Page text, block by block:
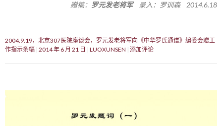
赠稿： 罗元发老将军录入：罗训森 2014.6.18
2004.9.19，北京307医院座谈会，罗元发老将军向《中华罗氏通谱》编委会赠工
作指示条幅 2014 年 6 月 21 日 LUOXUNSEN 添加评论